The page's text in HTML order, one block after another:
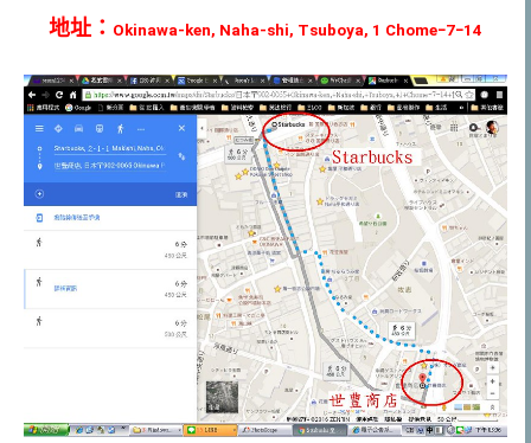
地址： Okinawa-ken, Naha-shi, Tsuboya, 1 Chome−7−14